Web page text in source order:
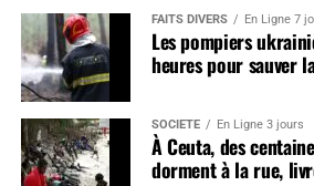
FAITS DIVERS En Ligne 7
Les pompiers
heures pour sauver
SOCIÉTÉ En Ligne 3 jours
À Ceuta, des
dorment à la rue,